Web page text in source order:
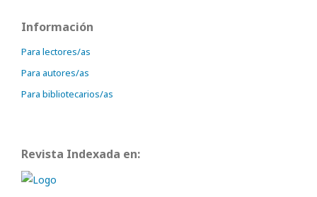
Información
Para lectores/as
Para autores/as
Para bibliotecarios/as
Revista Indexada en: